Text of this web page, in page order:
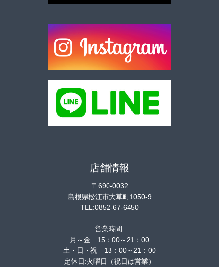
店舗情報
〒690-0032
島根県松江市大草町1050-9
TEL:0852-67-6450
営業時間:
月～金 15：00～21：00
土・日・祝 13：00～21：00
定休日:火曜日（祝日は営業）